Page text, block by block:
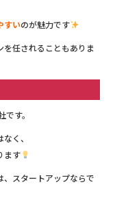
すいのが魅力です
任されることもありま
す。
く、
ます
スタートアップならで